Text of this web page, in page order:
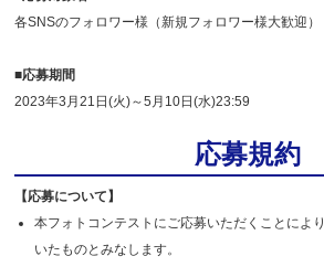
各SNSのフォロワー様（新規フォロワー様大歓迎）
■応募期間
2023年3月21日(火)～5月10日(水)23:59
応募規約
【応募について】
本フォトコンテストにご応募いただくことによ
いたものとみなします。